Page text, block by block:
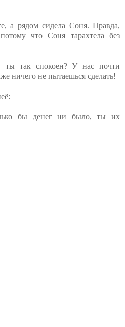
а рядом сидела Соня. Правда,
что Соня тарахтела без
так спокоен? У нас почти
ничего не пытаешься сделать!
бы денег ни было, ты их